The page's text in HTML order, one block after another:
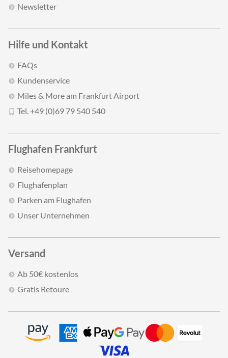
Newsletter
Hilfe und Kontakt
FAQs
Kundenservice
Miles & More am Frankfurt Airport
Tel. +49 (0)69 79 540 540
Flughafen Frankfurt
Reisehomepage
Flughafenplan
Parken am Flughafen
Unser Unternehmen
Versand
Ab 50€ kostenlos
Gratis Retoure